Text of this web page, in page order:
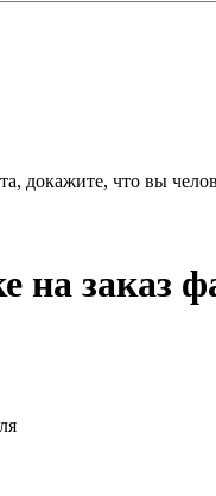
докажите, что вы
на заказ